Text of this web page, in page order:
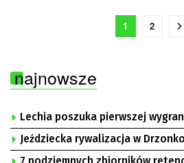
1 2
najnowsze
Lechia poszuka pierwszej
Jeździecka rywalizacja w